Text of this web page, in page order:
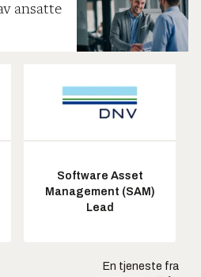
ansatte
Software Asset
Management (SAM)
Lead
En tjeneste fra